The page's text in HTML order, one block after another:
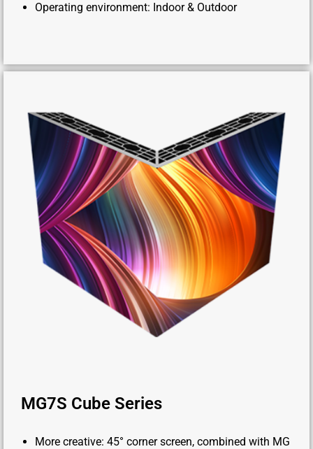
Operating environment: Indoor & Outdoor
MG7S Cube Series
More creative: 45° corner screen, combined with MG